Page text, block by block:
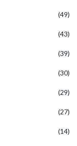
(49)
(43)
(39)
(30)
(29)
(27)
(14)